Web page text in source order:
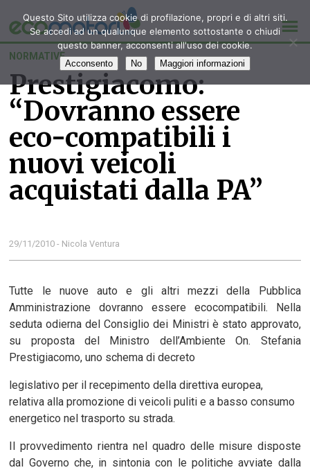
NORMATIVE
Prestigiacomo:
“Dovranno essere
eco-compatibili i
nuovi veicoli
acquistati dalla PA”
29/11/2010 - Nicola Ventura
Tutte le nuove auto e gli altri mezzi della Pubblica
Amministrazione dovranno essere ecocompatibili. Nella
seduta odierna del Consiglio dei Ministri è stato approvato,
su proposta del Ministro dell’Ambiente On. Stefania
Prestigiacomo, uno schema di decreto
legislativo per il recepimento della direttiva europea,
relativa alla promozione di veicoli puliti e a basso consumo
energetico nel trasporto su strada.
Il provvedimento rientra nel quadro delle misure disposte
dal Governo che, in sintonia con le politiche avviate dalla
Questo Sito utilizza cookie di profilazione, propri e di altri siti.
Se accedi ad un qualunque elemento sottostante o chiudi
questo banner, acconsenti all'uso dei cookie.
Acconsento No Maggiori informazioni